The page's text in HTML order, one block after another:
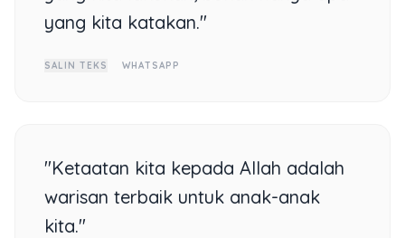
yang kita katakan."
SALIN TEKS WHATSAPP
"Ketaatan kita kepada Allah adalah
warisan terbaik untuk anak-anak
kita."